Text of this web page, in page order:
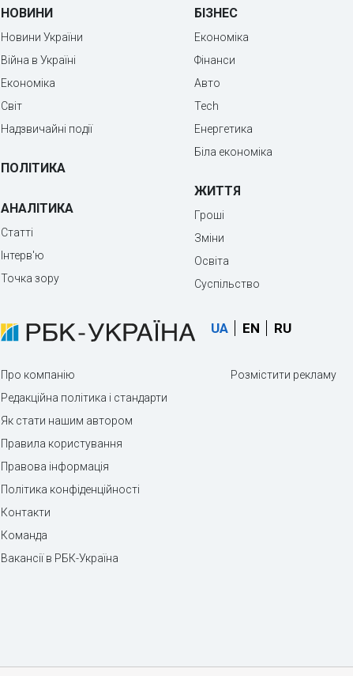
НОВИНИ
Новини України
Війна в Україні
Економіка
Світ
Надзвичайні події
ПОЛІТИКА
АНАЛІТИКА
Статті
Інтерв'ю
Точка зору
БІЗНЕС
Економіка
Фінанси
Авто
Tech
Енергетика
Біла економіка
ЖИТТЯ
Гроші
Зміни
Освіта
Суспільство
UA EN RU
Про компанію
Редакційна політика і стандарти
Як стати нашим автором
Правила користування
Правова інформація
Політика конфіденційності
Контакти
Команда
Вакансії в РБК-Україна
Розмістити рекламу